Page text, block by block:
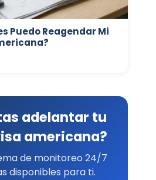
Puedo Reagendar Mi
adelantar tu
americana?
de monitoreo 24/7
disponibles para ti.